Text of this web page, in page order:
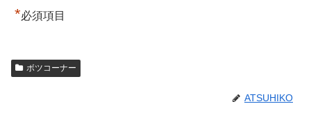
*必須項目
ボツコーナー
ATSUHIKO